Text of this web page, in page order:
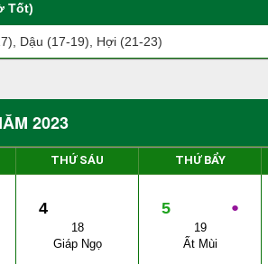
Tốt)
Dậu (17-19), Hợi (21-23)
2023
THỨ SÁU THỨ BẨY
4
18
Giáp Ngọ
●
5
19
Ất Mùi